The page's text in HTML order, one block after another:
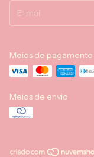
Meios de pagamento
Meios de envio